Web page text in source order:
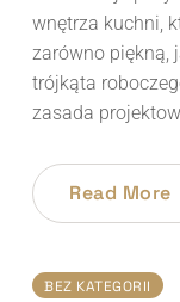
wnętrza kuchni,
zarówno piękną,
trójkąta
zasada
Read More
BEZ KATEGORII